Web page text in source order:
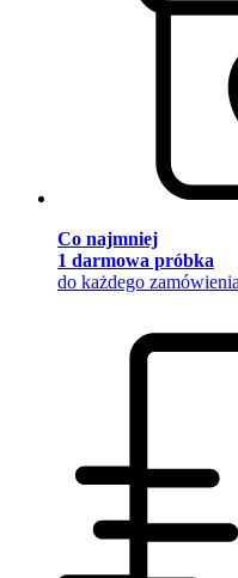
Co najmniej
1 darmowa próbka
do każdego zamówienia